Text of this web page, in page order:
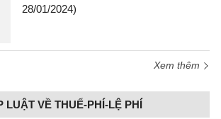
28/01/2024)
Xem thêm
LUẬT VỀ THUẾ-PHÍ-LỆ PHÍ